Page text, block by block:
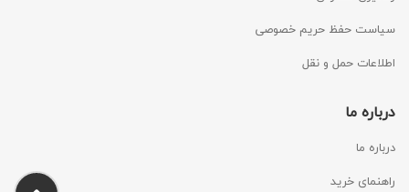
سیاست حفظ حریم خصوصی
اطلاعات حمل و نقل
درباره ما
درباره ما
راهنمای خرید